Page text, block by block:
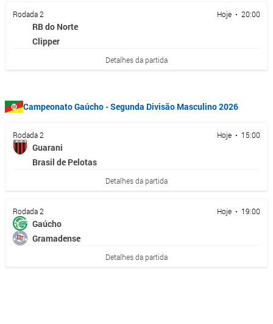
Rodada 2 Hoje • 20:00
RB do Norte
Clipper
Detalhes da partida
Campeonato Gaúcho - Segunda Divisão Masculino 2026
Rodada 2 Hoje • 15:00
Guarani
Brasil de Pelotas
Detalhes da partida
Rodada 2 Hoje • 19:00
Gaúcho
Gramadense
Detalhes da partida